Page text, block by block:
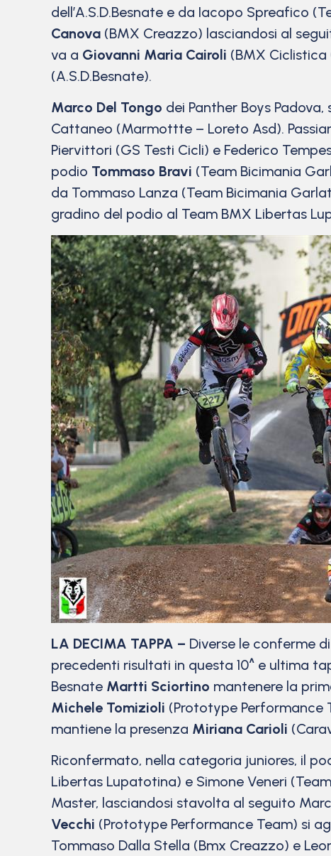
dell’A.S.D.Besnate e da Iacopo Spreafico
Canova (BMX Creazzo) lasciandosi al
va a Giovanni Maria Cairoli (BMX
(A.S.D.Besnate).
Marco Del Tongo dei Panther Boys
Cattaneo (Marmottte – Loreto Asd).
Piervittori (GS Testi Cicli) e Federico
podio Tommaso Bravi (Team Bicimania
da Tommaso Lanza (Team Bicimania
gradino del podio al Team BMX Libertas
LA DECIMA TAPPA – Diverse le conferme
precedenti risultati in questa 10^ e ultima
Besnate Martti Sciortino mantenere la
Michele Tomizioli (Prototype Performance
mantiene la presenza Miriana Carioli
Riconfermato, nella categoria juniores, il
Libertas Lupatotina) e Simone Veneri
Master, lasciandosi stavolta al seguito
Vecchi (Prototype Performance Team) si
Tommaso Dalla Stella (Bmx Creazzo) e